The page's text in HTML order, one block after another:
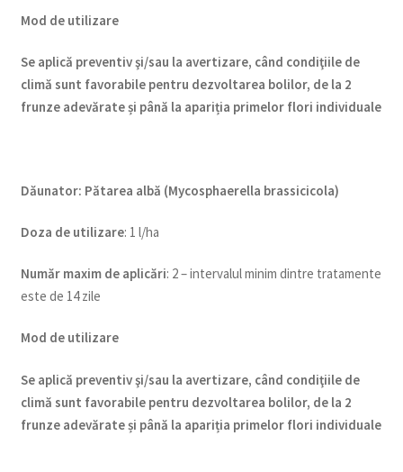
Mod de utilizare
Se aplică preventiv şi/sau la avertizare, când condiţiile de
climă sunt favorabile pentru dezvoltarea bolilor, de la 2
frunze adevărate și până la apariția primelor flori individuale
Dăunator: Pătarea albă (Mycosphaerella brassicicola)
Doza de utilizare: 1 l/ha
Număr maxim de aplicări: 2 – intervalul minim dintre tratamente
este de 14 zile
Mod de utilizare
Se aplică preventiv şi/sau la avertizare, când condiţiile de
climă sunt favorabile pentru dezvoltarea bolilor, de la 2
frunze adevărate și până la apariția primelor flori individuale